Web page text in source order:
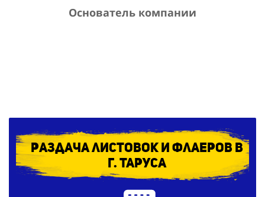
Основатель компании
Раздача листовок и флаеров в
г. Таруса